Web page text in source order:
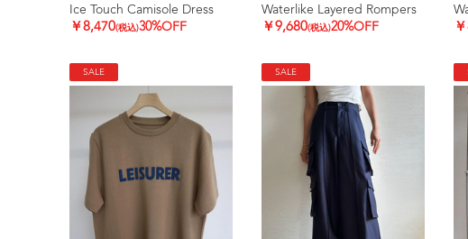
Ice Touch Camisole Dress
￥8,470(税込)30%OFF
Waterlike Layered Rompers
￥9,680(税込)20%OFF
SALE SALE